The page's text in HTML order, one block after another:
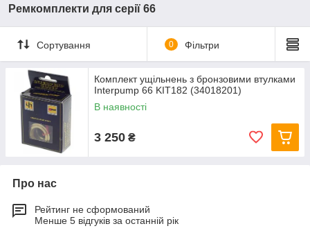
Ремкомплекти для серії 66
Сортування 0 Фільтри
Комплект ущільнень з бронзовими втулками
Interpump 66 KIT182 (34018201)
В наявності
3 250 ₴
Про нас
Рейтинг не сформований
Менше 5 відгуків за останній рік